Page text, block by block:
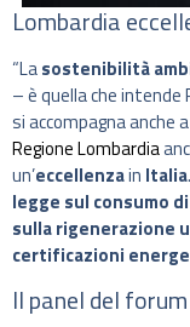
Lombardia
“Lasostenibilità
– è quella che intende
si accompagna anche
Regione Lombardia
un’eccellenzain Italia
legge sul consumo
sulla rigenerazione
certificazioni
Il panel del forum